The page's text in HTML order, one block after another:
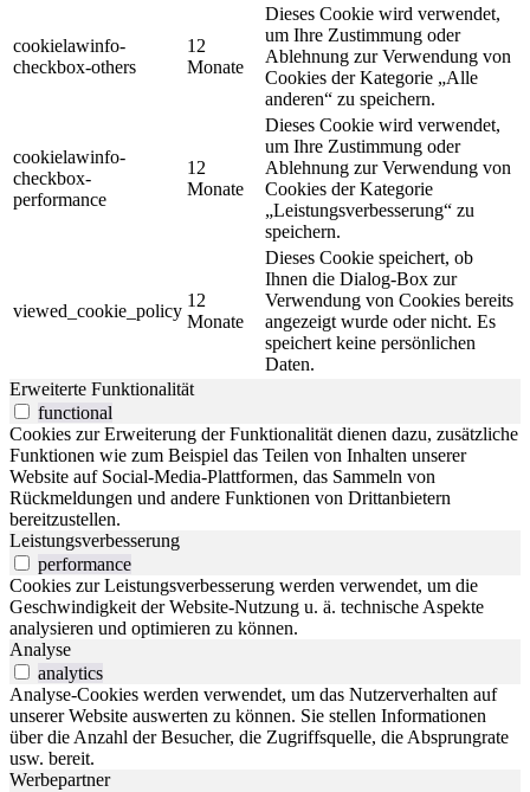
cookielawinfo-
checkbox-others
12
Monate
Dieses Cookie wird verwendet,
um Ihre Zustimmung oder
Ablehnung zur Verwendung von
Cookies der Kategorie „Alle
anderen“ zu speichern.
cookielawinfo-
checkbox-
performance
12
Monate
Dieses Cookie wird verwendet,
um Ihre Zustimmung oder
Ablehnung zur Verwendung von
Cookies der Kategorie
„Leistungsverbesserung“ zu
speichern.
viewed_cookie_policy
12
Monate
Dieses Cookie speichert, ob
Ihnen die Dialog-Box zur
Verwendung von Cookies bereits
angezeigt wurde oder nicht. Es
speichert keine persönlichen
Daten.
Erweiterte Funktionalität
functional
Cookies zur Erweiterung der Funktionalität dienen dazu, zusätzliche
Funktionen wie zum Beispiel das Teilen von Inhalten unserer
Website auf Social-Media-Plattformen, das Sammeln von
Rückmeldungen und andere Funktionen von Drittanbietern
bereitzustellen.
Leistungsverbesserung
performance
Cookies zur Leistungsverbesserung werden verwendet, um die
Geschwindigkeit der Website-Nutzung u. ä. technische Aspekte
analysieren und optimieren zu können.
Analyse
analytics
Analyse-Cookies werden verwendet, um das Nutzerverhalten auf
unserer Website auswerten zu können. Sie stellen Informationen
über die Anzahl der Besucher, die Zugriffsquelle, die Absprungrate
usw. bereit.
Werbepartner